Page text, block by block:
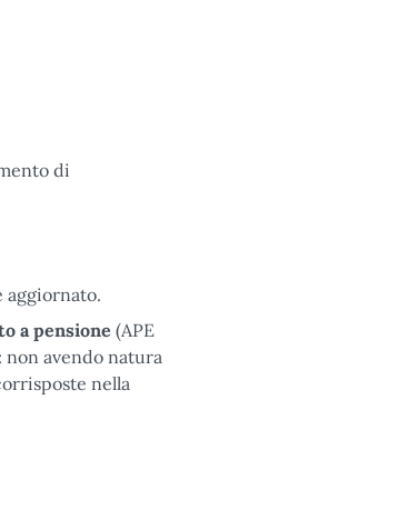
di
a pensione (APE
non avendo natura
nella